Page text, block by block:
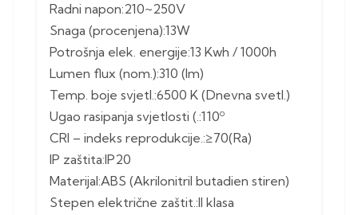
Radni napon:210~250V
Snaga (procenjena):13W
Potrošnja elek. energije:13 Kwh / 1000h
Lumen flux (nom.):310 (lm)
Temp. boje svjetl.:6500 K (Dnevna svetl.)
Ugao rasipanja svjetlosti (.:110º
CRI – indeks reprodukcije.:≥70(Ra)
IP zaštita:IP20
Materijal:ABS (Akrilonitril butadien stiren)
Stepen električne zaštit.:II klasa